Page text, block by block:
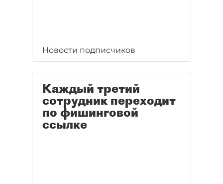
Новости подписчиков
Каждый третий
сотрудник переходит
по фишинговой
ссылке